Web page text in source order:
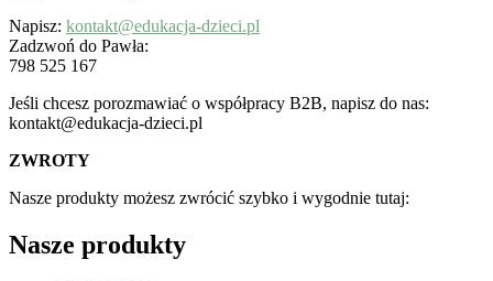
Napisz: kontakt@edukacja-dzieci.pl
Zadzwoń do Pawła:
798 525 167
Jeśli chcesz porozmawiać o współpracy B2B, napisz do nas:
kontakt@edukacja-dzieci.pl
ZWROTY
Nasze produkty możesz zwrócić szybko i wygodnie tutaj:
Nasze produkty